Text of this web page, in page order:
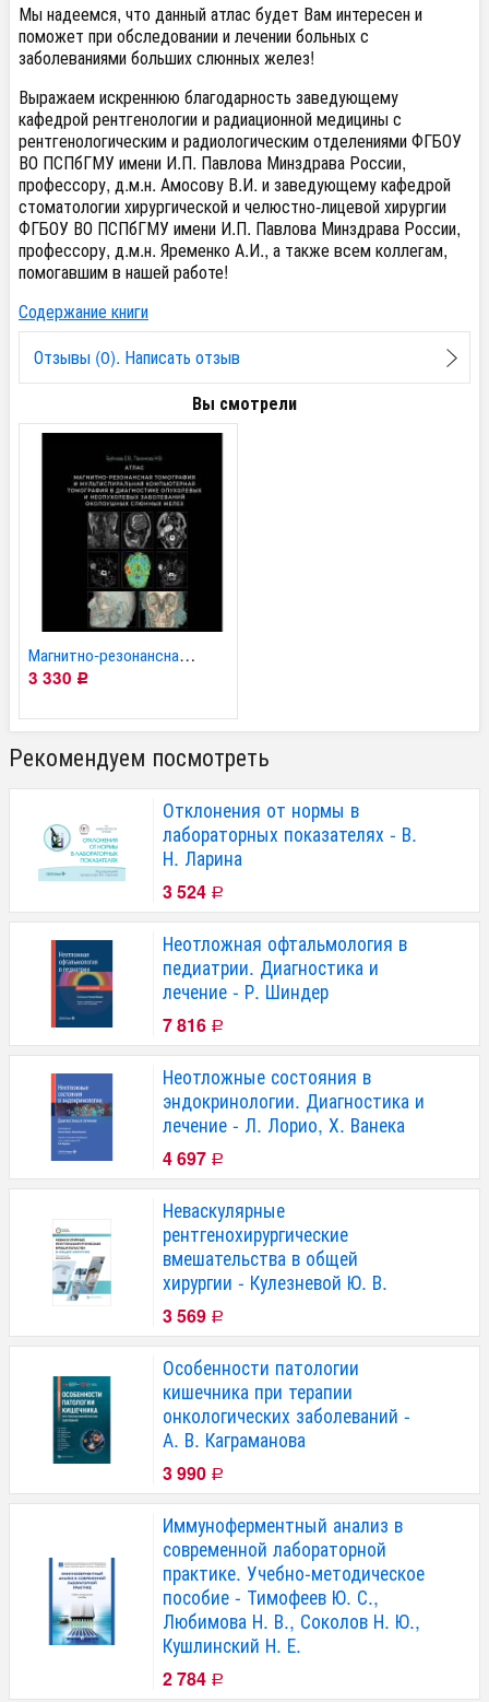
Мы надеемся, что данный атлас будет Вам интересен и
поможет при обследовании и лечении больных с
заболеваниями больших слюнных желез!
Выражаем искреннюю благодарность заведующему
кафедрой рентгенологии и радиационной медицины с
рентгенологическим и радиологическим отделениями ФГБОУ
ВО ПСПбГМУ имени И.П. Павлова Минздрава России,
профессору, д.м.н. Амосову В.И. и заведующему кафедрой
стоматологии хирургической и челюстно-лицевой хирургии
ФГБОУ ВО ПСПбГМУ имени И.П. Павлова Минздрава России,
профессору, д.м.н. Яременко А.И., а также всем коллегам,
помогавшим в нашей работе!
Содержание книги
Отзывы (0). Написать отзыв
Вы смотрели
Магнитно-резонансная...
3 330 Р
Рекомендуем посмотреть
Отклонения от нормы в
лабораторных показателях - В.
Н. Ларина
3 524 Р
Неотложная офтальмология в
педиатрии. Диагностика и
лечение - Р. Шиндер
7 816 Р
Неотложные состояния в
эндокринологии. Диагностика и
лечение - Л. Лорио, Х. Ванека
4 697 Р
Неваскулярные
рентгенохирургические
вмешательства в общей
хирургии - Кулезневой Ю. В.
3 569 Р
Особенности патологии
кишечника при терапии
онкологических заболеваний -
А. В. Каграманова
3 990 Р
Иммуноферментный анализ в
современной лабораторной
практике. Учебно-методическое
пособие - Тимофеев Ю. С.,
Любимова Н. В., Соколов Н. Ю.,
Кушлинский Н. Е.
2 784 Р